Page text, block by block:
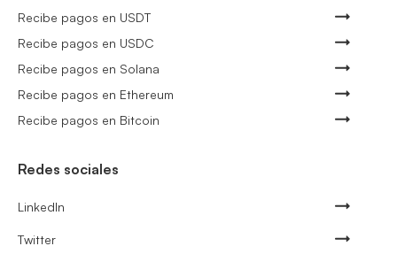
Recibe pagos en USDT
Recibe pagos en USDC
Recibe pagos en Solana
Recibe pagos en Ethereum
Recibe pagos en Bitcoin
Redes sociales
LinkedIn
Twitter